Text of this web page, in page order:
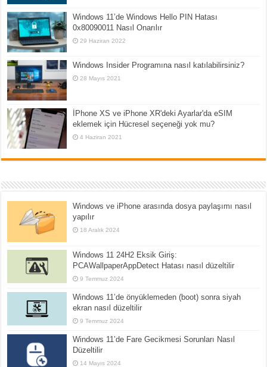
Windows 11’de Windows Hello PIN Hatası
0x80090011 Nasıl Onarılır
29 Haziran 2022
Windows Insider Programına nasıl katılabilirsiniz?
28 Mayıs 2021
İPhone XS ve iPhone XR'deki Ayarlar'da eSIM
eklemek için Hücresel seçeneği yok mu?
4 Haziran 2021
Windows ve iPhone arasında dosya paylaşımı nasıl
yapılır
18 Aralık 2024
Windows 11 24H2 Eksik Giriş:
PCAWallpaperAppDetect Hatası nasıl düzeltilir
9 Temmuz 2024
Windows 11’de önyüklemeden (boot) sonra siyah
ekran nasıl düzeltilir
9 Temmuz 2024
Windows 11’de Fare Gecikmesi Sorunları Nasıl
Düzeltilir
14 Mayıs 2024